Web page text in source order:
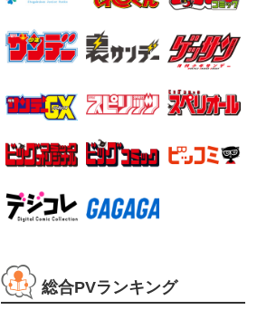
総合PVランキング